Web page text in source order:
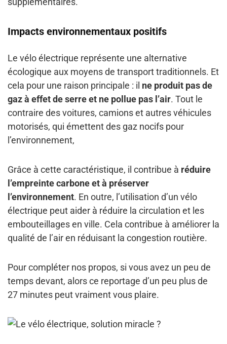
Impacts environnementaux positifs
Le vélo électrique représente une alternative
écologique aux moyens de transport traditionnels. Et
cela pour une raison principale : il ne produit pas de
gaz à effet de serre et ne pollue pas l’air. Tout le
contraire des voitures, camions et autres véhicules
motorisés, qui émettent des gaz nocifs pour
l’environnement,
Grâce à cette caractéristique, il contribue à réduire
l’empreinte carbone et à préserver
l’environnement. En outre, l’utilisation d’un vélo
électrique peut aider à réduire la circulation et les
embouteillages en ville. Cela contribue à améliorer la
qualité de l’air en réduisant la congestion routière.
Pour compléter nos propos, si vous avez un peu de
temps devant, alors ce reportage d’un peu plus de
27 minutes peut vraiment vous plaire.